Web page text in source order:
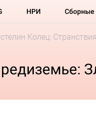
НРИ
Колец: